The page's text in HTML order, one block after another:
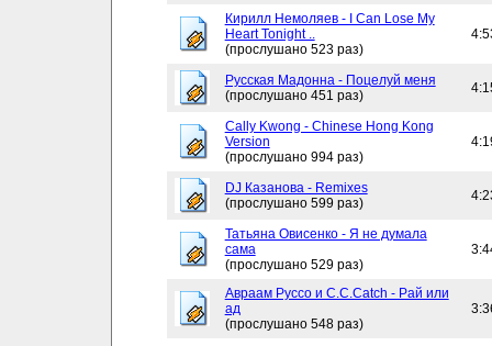
Кирилл Немоляев - I Can Lose My
Heart Tonight ..
(прослушано 523 раз)
Русская Мадонна - Поцелуй меня
(прослушано 451 раз)
Cally Kwong - Chinese Hong Kong
Version
(прослушано 994 раз)
DJ Казанова - Remixes
(прослушано 599 раз)
Татьяна Овисенко - Я не думала
сама
(прослушано 529 раз)
Авраам Руссо и C.C.Catch - Рай или
ад
(прослушано 548 раз)